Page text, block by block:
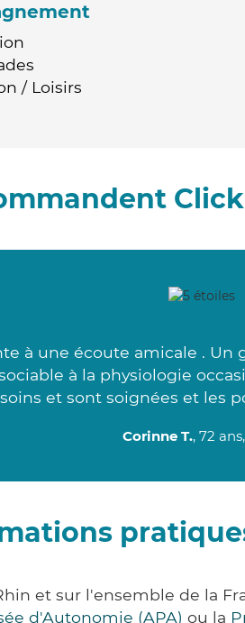
/ Loisirs
à une écoute amicale . Un
à la physiologie
et sont soignées et les
Corinne T., 72
et sur l'ensemble de la
d'Autonomie (APA) ou la